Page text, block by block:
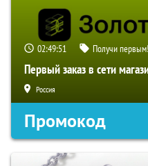
02:49:50 Получи первым!
Первый заказ в сети
Россия
Промокод